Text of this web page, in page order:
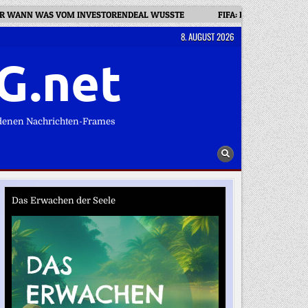
WANN WAS VOM INVESTORENDEAL WUSSTE FIFA: DIE WM WAR
8. AUGUST 2026
Nachrichten-Frames
Das Erwachen der Seele